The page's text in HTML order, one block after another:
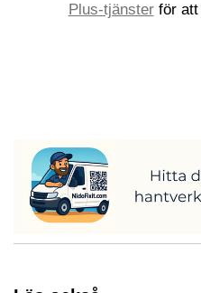
Plus-tjänsterför att